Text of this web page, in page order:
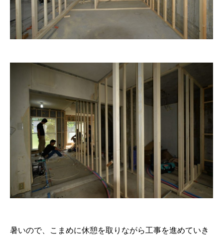
暑いので、こまめに休憩を取りながら工事を進めていき